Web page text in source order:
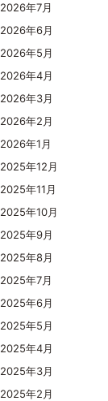
2026年7月
2026年6月
2026年5月
2026年4月
2026年3月
2026年2月
2026年1月
2025年12月
2025年11月
2025年10月
2025年9月
2025年8月
2025年7月
2025年6月
2025年5月
2025年4月
2025年3月
2025年2月